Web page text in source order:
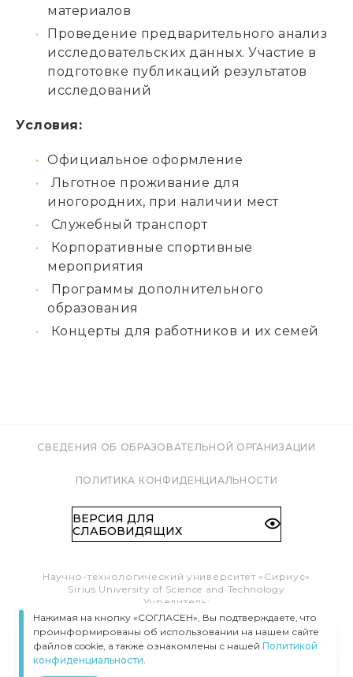
материалов
Проведение предварительного анализ
исследовательских данных. Участие в
подготовке публикаций результатов
исследований
Условия:
Официальное оформление
Льготное проживание для
иногородних, при наличии мест
Служебный транспорт
Корпоративные спортивные
мероприятия
Программы дополнительного
образования
Концерты для работников и их семей
СВЕДЕНИЯ ОБ ОБРАЗОВАТЕЛЬНОЙ ОРГАНИЗАЦИИ
ПОЛИТИКА КОНФИДЕНЦИАЛЬНОСТИ
ВЕРСИЯ ДЛЯ
СЛАБОВИДЯЩИХ
Научно-технологический университет «Сириус»
Sirius University of Science and Technology
Учредитель:
Образовательный Фонд «Талант и успех»
Федеральная территория «Сириус»,
Тел.:8 (800) 100 41 55
info@siriusuniversity.ru
Нажимая на кнопку «СОГЛАСЕН», Вы подтверждаете, что
проинформированы об использовании на нашем сайте
файлов cookie, а также ознакомлены с нашей Политикой
конфиденциальности.